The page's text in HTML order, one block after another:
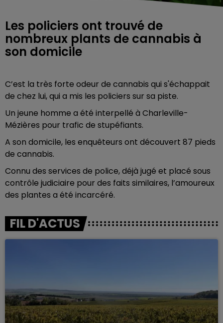
Les policiers ont trouvé de
nombreux plants de cannabis à
son domicile
C’est la très forte odeur de cannabis qui s'échappait
de chez lui, qui a mis les policiers sur sa piste.
Un jeune homme a été interpellé à Charleville-
Mézières pour trafic de stupéfiants.
A son domicile, les enquêteurs ont découvert 87 pieds
de cannabis.
Connu des services de police, déjà jugé et placé sous
contrôle judiciaire pour des faits similaires, l’amoureux
des plantes a été incarcéré.
FIL D'ACTUS